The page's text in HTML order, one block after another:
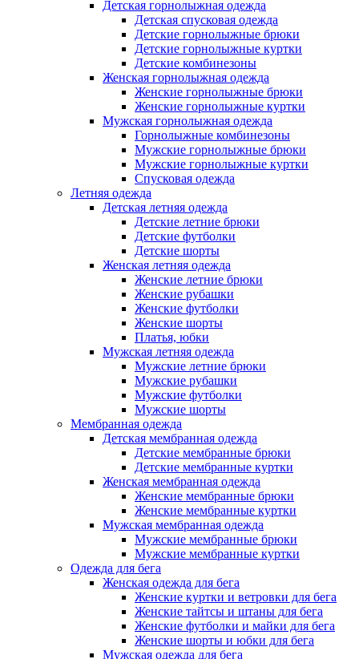
Детская горнолыжная одежда
Детская спусковая одежда
Детские горнолыжные брюки
Детские горнолыжные куртки
Детские комбинезоны
Женская горнолыжная одежда
Женские горнолыжные брюки
Женские горнолыжные куртки
Мужская горнолыжная одежда
Горнолыжные комбинезоны
Мужские горнолыжные брюки
Мужские горнолыжные куртки
Спусковая одежда
Летняя одежда
Детская летняя одежда
Детские летние брюки
Детские футболки
Детские шорты
Женская летняя одежда
Женские летние брюки
Женские рубашки
Женские футболки
Женские шорты
Платья, юбки
Мужская летняя одежда
Мужские летние брюки
Мужские рубашки
Мужские футболки
Мужские шорты
Мембранная одежда
Детская мембранная одежда
Детские мембранные брюки
Детские мембранные куртки
Женская мембранная одежда
Женские мембранные брюки
Женские мембранные куртки
Мужская мембранная одежда
Мужские мембранные брюки
Мужские мембранные куртки
Одежда для бега
Женская одежда для бега
Женские куртки и ветровки для бега
Женские тайтсы и штаны для бега
Женские футболки и майки для бега
Женские шорты и юбки для бега
Мужская одежда для бега